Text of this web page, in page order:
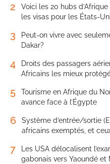
2
Voici les 20 hubs
les visas pour les États-
3
Peut-on vivre avec
Dakar?
4
Droits des passagers
Africains les mieux
5
Tourisme en Afrique du
avance face à l’Égypte
6
Système d’entrée/sortie
africains exemptés, et
7
Les USA délocalisent
gabonais vers Yaoundé et